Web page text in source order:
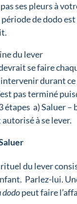
pas ses pleurs à
de dodo
du lever
se faire
durant
pas terminé
étapes a) Saluer –
à se lever.
du lever
Parlez-lui.
dodopeut faire